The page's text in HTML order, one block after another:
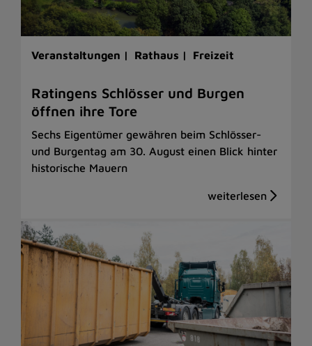
Veranstaltungen | Rathaus | Freizeit
Ratingens Schlösser und Burgen
öffnen ihre Tore
Sechs Eigentümer gewähren beim Schlösser-
und Burgentag am 30. August einen Blick hinter
historische Mauern